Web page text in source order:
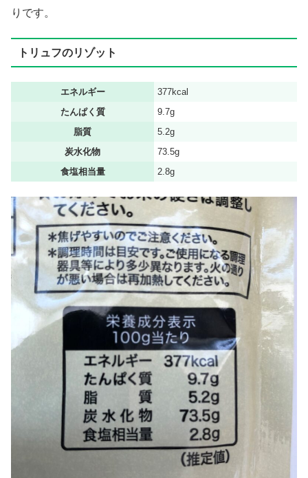
りです。
トリュフのリゾット
エネルギー
377kcal
たんぱく質
9.7g
脂質
5.2g
炭水化物
73.5g
食塩相当量
2.8g